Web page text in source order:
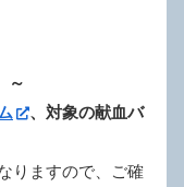
～
、対象の献血バ
りますので、ご確